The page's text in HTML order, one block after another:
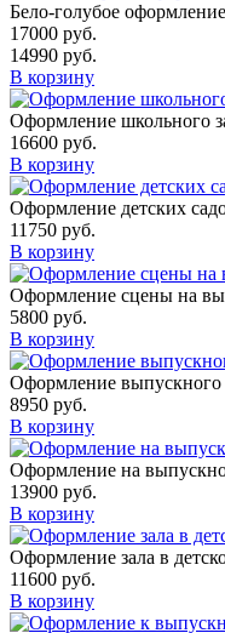
Бело-голубое
17000 руб.
14990 руб.
В корзину
Оформление школьного
16600 руб.
В корзину
Оформление детских
11750 руб.
В корзину
Оформление сцены на
5800 руб.
В корзину
Оформление
8950 руб.
В корзину
Оформление на
13900 руб.
В корзину
Оформление зала в
11600 руб.
В корзину